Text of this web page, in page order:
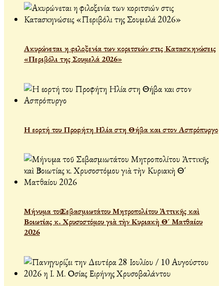
Ακυρώνεται η φιλοξενία των κοριτσιών στις Κατασκηνώσεις
«Περιβόλι της Σουμελά 2026»
Η εορτή του Προφήτη Ηλία στη Θήβα και στον Ασπρόπυργο
Μήνυμα τοῦ Σεβασμιωτάτου Μητροπολίτου Ἀττικῆς καὶ
Βοιωτίας κ. Χρυσοστόμου γιὰ τὴν Κυριακὴ Θ´ Ματθαίου
2026